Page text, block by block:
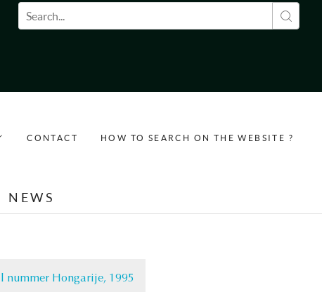
Search form
CONTACT HOW TO SEARCH ON THE WEBSITE ?
NEWS
nummer Hongarije, 1995